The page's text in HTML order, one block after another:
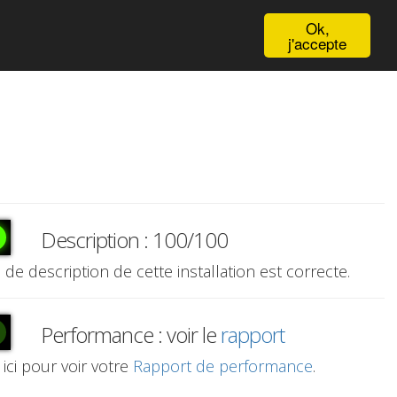
Ok,
j'accepte
Description : 100/100
de description de cette installation est correcte.
Performance : voir lerapport
ici pour voir votre Rapport de performance.